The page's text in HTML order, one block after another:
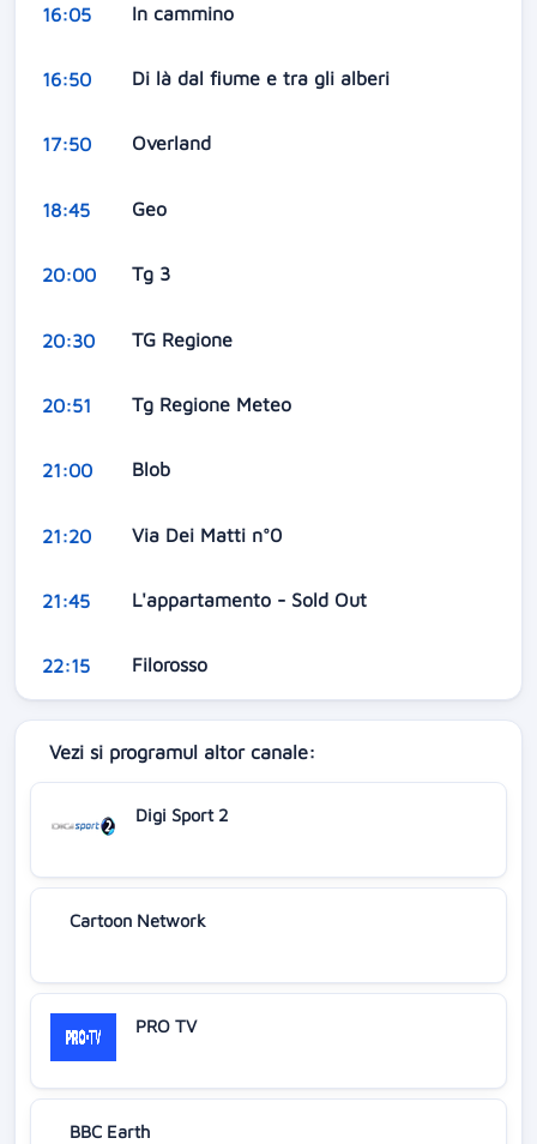
16:05 In cammino
16:50 Di là dal fiume e tra gli alberi
17:50 Overland
18:45 Geo
20:00 Tg 3
20:30 TG Regione
20:51 Tg Regione Meteo
21:00 Blob
21:20 Via Dei Matti n°0
21:45 L'appartamento - Sold Out
22:15 Filorosso
Vezi si programul altor canale:
Digi Sport 2
Cartoon Network
PRO TV
BBC Earth